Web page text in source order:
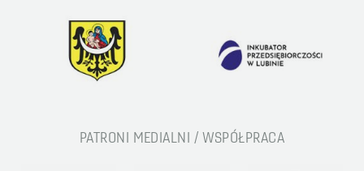
PATRONI MEDIALNI / WSPÓŁPRACA